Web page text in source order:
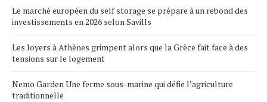
Le marché européen du self storage se prépare à un rebond des
investissements en 2026 selon Savills
Les loyers à Athènes grimpent alors que la Grèce fait face à des
tensions sur le logement
Nemo Garden Une ferme sous-marine qui défie l’agriculture
traditionnelle